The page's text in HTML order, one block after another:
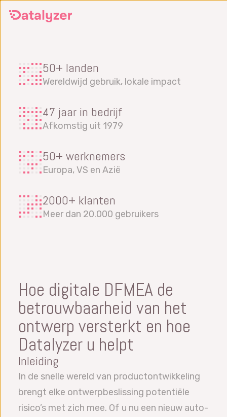
naar
50+ landen
Wereldwijd gebruik, lokale impact
47 jaar in bedrijf
Afkomstig uit 1979
50+ werknemers
Europa, VS en Azië
2000+ klanten
Meer dan 20.000 gebruikers
Hoe digitale DFMEA de
betrouwbaarheid van het
ontwerp versterkt en hoe
Datalyzer u helpt
Inleiding
In de snelle wereld van productontwikkeling
brengt elke ontwerpbeslissing potentiële
risico’s met zich mee. Of u nu een nieuw auto-